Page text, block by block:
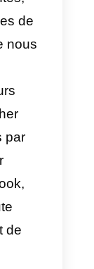
en fin
nettes
une
de
peut-être
article fait